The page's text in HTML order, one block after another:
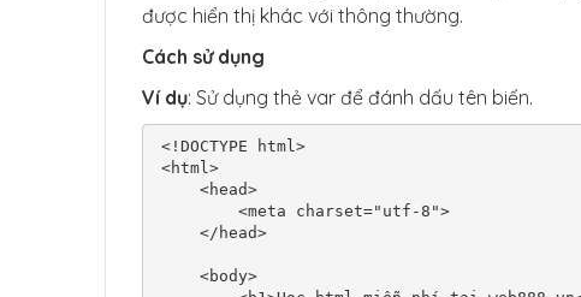
được hiển thị khác với thông thường.
Cách sử dụng
Ví dụ: Sử dụng thẻ var để đánh dấu tên biến.
<!DOCTYPE html>
<html>